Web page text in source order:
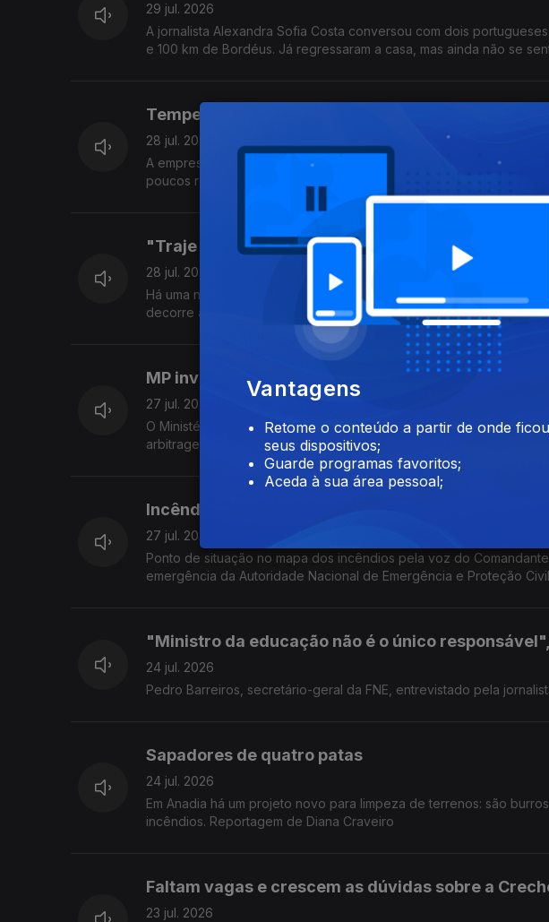
29 jul. 2026
A jornalista Alexandra Sofia Costa conversou com dois
e 100 km de Bordéus. Já regressaram a casa, mas ainda
Tempestade Kristin ainda deixa marcas na
28 jul. 2026
A empresa Perfilcor de alumínios, em Vermoil, no concelho de
poucos regressaram ao trabalho mas ainda há muito trabalho a
"Traje para Todos": uma exposição para ver com
28 jul. 2026
Há uma nova forma de descobrir o traje histórico, através do
decorre a exposição "Traje para Todos". Reportagem de Arlinda
MP investiga arbitragem portuguesa
27 jul. 2026
O Ministério Público confirmou a existência de um inquérito a
arbitragem do futebol português. O comentário de Pedro
Incêndios: o mapa nacional
27 jul. 2026
Ponto de situação no mapa dos incêndios pela voz do
emergência da Autoridade Nacional de Emergência e Proteção
"Ministro da educação não é o único responsável",
24 jul. 2026
Pedro Barreiros, secretário-geral da FNE, entrevistado pela
Sapadores de quatro patas
24 jul. 2026
Em Anadia há um projeto novo para limpeza de terrenos: são
incêndios. Reportagem de Diana Craveiro
Faltam vagas e crescem as dúvidas sobre a
23 jul. 2026
Vantagens
Retome o conteúdo a partir de onde
seus dispositivos;
Guarde programas favoritos;
Aceda à sua área pessoal;